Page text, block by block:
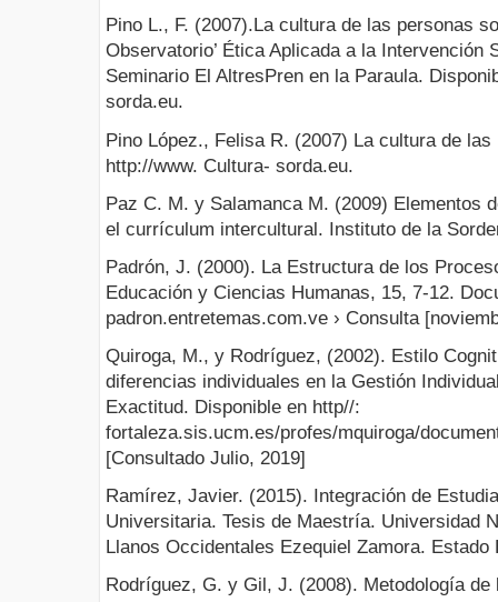
Pino L., F. (2007).La cultura de las personas
Observatorio’ Ética Aplicada a la Intervención
Seminario El AltresPren en la Paraula.
sorda.eu.
Pino López., Felisa R. (2007) La cultura de
http://www. Cultura- sorda.eu.
Paz C. M. y Salamanca M. (2009) Elementos
el currículum intercultural. Instituto de la
Padrón, J. (2000). La Estructura de los
Educación y Ciencias Humanas, 15, 7-12.
padron.entretemas.com.ve › Consulta
Quiroga, M., y Rodríguez, (2002). Estilo
diferencias individuales en la Gestión
Exactitud. Disponible en http//:
fortaleza.sis.ucm.es/profes/mquiroga/
[Consultado Julio, 2019]
Ramírez, Javier. (2015). Integración de
Universitaria. Tesis de Maestría. Universidad
Llanos Occidentales Ezequiel Zamora. Estado
Rodríguez, G. y Gil, J. (2008). Metodología